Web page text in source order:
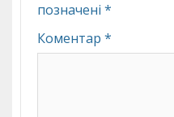
позначені *
Коментар *